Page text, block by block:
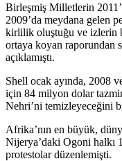
Birleşmiş Milletlerin
2009’da meydana gelen
kirlilik oluştuğu ve izlerin
ortaya koyan raporundan
açıklamıştı.
Shell ocak ayında, 2008
için 84 milyon dolar
Nehri’ni temizleyeceğini
Afrika’nın en büyük,
Nijerya’daki Ogoni halkı
protestolar düzenlemişti.